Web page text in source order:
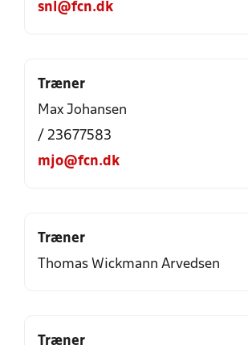
snl@fcn.dk
Træner
Max Johansen
/ 23677583
mjo@fcn.dk
Træner
Thomas Wickmann Arvedsen
Træner